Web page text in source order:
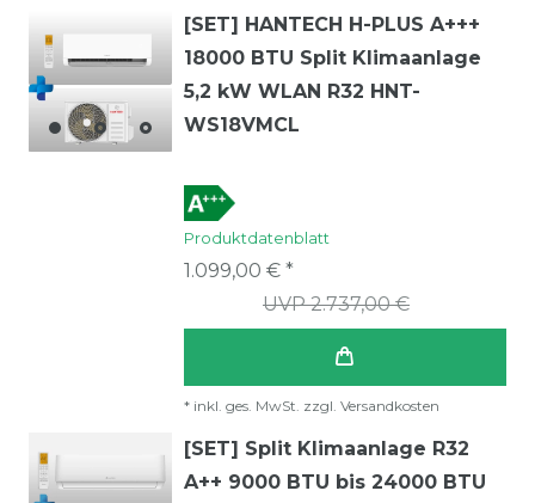
[SET] HANTECH H-PLUS A+++
18000 BTU Split Klimaanlage
5,2 kW WLAN R32 HNT-
WS18VMCL
Produktdatenblatt
UVP 2.737,00 €
1.099,00 € *
* inkl. ges. MwSt. zzgl. Versandkosten
[SET] Split Klimaanlage R32
A++ 9000 BTU bis 24000 BTU